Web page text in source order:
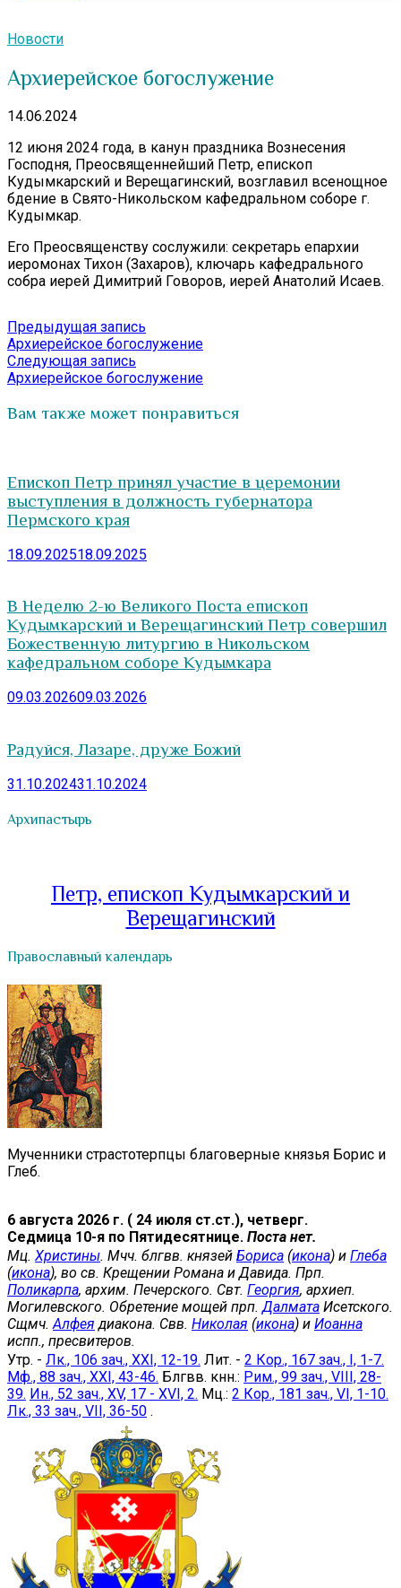
Новости
Архиерейское богослужение
14.06.2024
12 июня 2024 года, в канун праздника Вознесения
Господня, Преосвященнейший Петр, епископ
Кудымкарский и Верещагинский, возглавил всенощное
бдение в Свято-Никольском кафедральном соборе г.
Кудымкар.
Его Преосвященству сослужили: секретарь епархии
иеромонах Тихон (Захаров), ключарь кафедрального
собра иерей Димитрий Говоров, иерей Анатолий Исаев.
Навигация
по
записям
Предыдущая запись
запись:
Архиерейское богослужение
Следующая запись
запись:
Архиерейское богослужение
Вам также может понравиться
Епископ Петр принял участие в церемонии
выступления в должность губернатора
Пермского края
18.09.202518.09.2025
В Неделю 2-ю Великого Поста епископ
Кудымкарский и Верещагинский Петр совершил
Божественную литургию в Никольском
кафедральном соборе Кудымкара
09.03.202609.03.2026
Радуйся, Лазаре, друже Божий
31.10.202431.10.2024
Архипастырь
Петр, епископ Кудымкарский и
Верещагинский
Православный календарь
Мученники страстотерпцы благоверные князья Борис и
Глеб.
6 августа 2026 г. ( 24 июля ст.ст.), четверг.
Седмица 10-я по Пятидесятнице. Поста нет.
Мц. Христины. Мчч. блгвв. князей Бориса (икона) и Глеба
(икона), во св. Крещении Романа и Давида. Прп.
Поликарпа, архим. Печерского. Свт. Георгия, архиеп.
Могилевского. Обретение мощей прп. Далмата Исетского.
Сщмч. Алфея диакона. Свв. Николая (икона) и Иоанна
испп., пресвитеров.
Утр. - Лк., 106 зач., XXI, 12-19. Лит. - 2 Кор., 167 зач., I, 1-7.
Мф., 88 зач., XXI, 43-46. Блгвв. кнн.: Рим., 99 зач., VIII, 28-
39. Ин., 52 зач., XV, 17 - XVI, 2. Мц.: 2 Кор., 181 зач., VI, 1-10.
Лк., 33 зач., VII, 36-50 .